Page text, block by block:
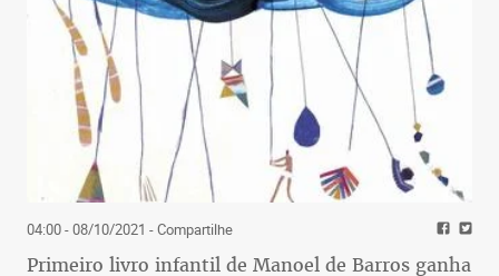
04:00 - 08/10/2021 - Compartilhe
Primeiro livro infantil de Manoel de Barros ganha